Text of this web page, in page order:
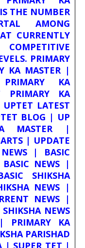
THE NUMBER
AMONG
CURRENTLY
PRIMARY
KA MASTER |
PRIMARY KA
PRIMARY KA
LATEST
BLOG | UP
MASTER |
| UPDATE
| BASIC
NEWS |
SHIKSHA
NEWS |
NEWS |
NEWS
PRIMARY KA
PARISHAD
| SUPER TET |